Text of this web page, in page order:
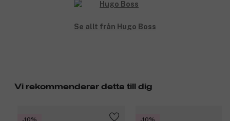
Se allt från Hugo Boss
Vi rekommenderar detta till dig
-10%
-10%